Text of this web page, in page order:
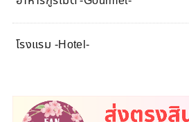
โรงแรม -Hotel-